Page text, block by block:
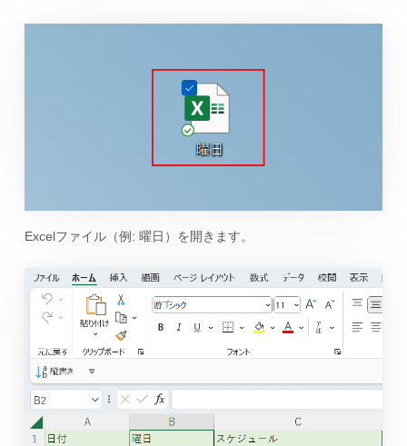
Excelファイル（例: 曜日）を開きます。